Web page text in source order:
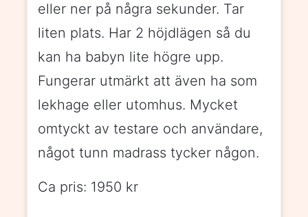
eller ner på några sekunder. Tar
liten plats. Har 2 höjdlägen så du
kan ha babyn lite högre upp.
Fungerar utmärkt att även ha som
lekhage eller utomhus. Mycket
omtyckt av testare och användare,
något tunn madrass tycker någon.
Ca pris: 1950 kr